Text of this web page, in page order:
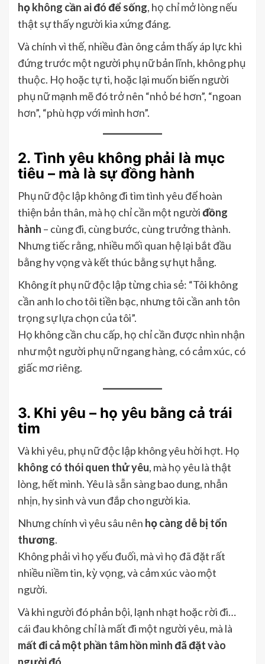
họ không cần ai đó để sống, họ chỉ mở lòng nếu
thật sự thấy người kia xứng đáng.
Và chính vì thế, nhiều đàn ông cảm thấy áp lực khi
đứng trước một người phụ nữ bản lĩnh, không phụ
thuộc. Họ hoặc tự ti, hoặc lại muốn biến người
phụ nữ mạnh mẽ đó trở nên “nhỏ bé hơn”, “ngoan
hơn”, “phù hợp với mình hơn”.
2. Tình yêu không phải là mục
tiêu – mà là sự đồng hành
Phụ nữ độc lập không đi tìm tình yêu để hoàn
thiện bản thân, mà họ chỉ cần một ngườiđồng
hành – cùng đi, cùng bước, cùng trưởng thành.
Nhưng tiếc rằng, nhiều mối quan hệ lại bắt đầu
bằng hy vọng và kết thúc bằng sự hụt hẫng.
Không ít phụ nữ độc lập từng chia sẻ: “Tôi không
cần anh lo cho tôi tiền bạc, nhưng tôi cần anh tôn
trọng sự lựa chọn của tôi”.
Họ không cần chu cấp, họ chỉ cần được nhìn nhận
như một người phụ nữ ngang hàng, có cảm xúc, có
giấc mơ riêng.
3. Khi yêu – họ yêu bằng cả trái
tim
Và khi yêu, phụ nữ độc lập không yêu hời hợt. Họ
không có thói quen thử yêu, mà họ yêu là thật
lòng, hết mình. Yêu là sẵn sàng bao dung, nhẫn
nhịn, hy sinh và vun đắp cho người kia.
Nhưng chính vì yêu sâu nên họ càng dễ bị tổn
thương.
Không phải vì họ yếu đuối, mà vì họ đã đặt rất
nhiều niềm tin, kỳ vọng, và cảm xúc vào một
người.
Và khi người đó phản bội, lạnh nhạt hoặc rời đi…
cái đau không chỉ là mất đi một người yêu, mà là
mất đi cả một phần tâm hồn mình đã đặt vào